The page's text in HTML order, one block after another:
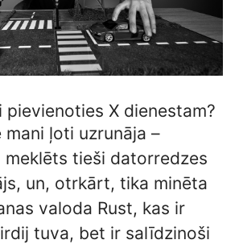
pievienoties X dienestam?
mani ļoti uzrunāja –
tieši datorredzes
un, otrkārt, tika minēta
valoda Rust, kas ir
tuva, bet ir salīdzinoši